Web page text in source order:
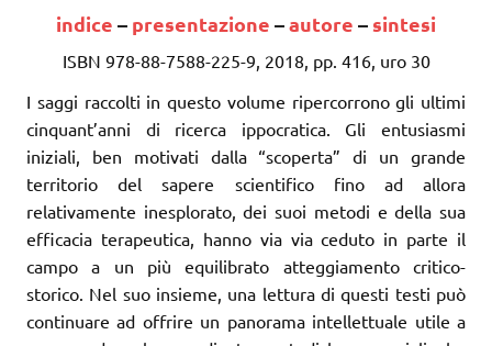
indice – presentazione –autore – sintesi
ISBN 978-88-7588-225-9, 2018, pp. 416, uro 30
I saggi raccolti in questo volume ripercorrono gli ultimi
cinquant’anni di ricerca ippocratica. Gli entusiasmi
iniziali, ben motivati dalla “scoperta” di un grande
territorio del sapere scientifico fino ad allora
relativamente inesplorato, dei suoi metodi e della sua
efficacia terapeutica, hanno via via ceduto in parte il
campo a un più equilibrato atteggiamento critico-
storico. Nel suo insieme, una lettura di questi testi può
continuare ad offrire un panorama intellettuale utile a